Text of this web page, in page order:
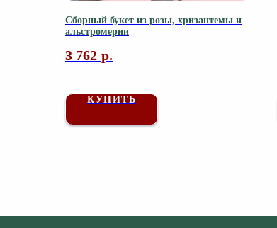
Сборный букет из розы, хризантемы и
альстромерии
3 762 р.
КУПИТЬ